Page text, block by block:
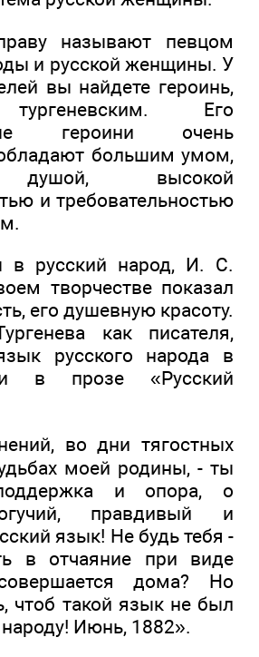
называют певцом
и русской женщины. У
вы найдете героинь,
Его
героини очень
большим умом,
душой, высокой
и требовательностью
в русский народ, И. С.
творчестве показал
его душевную красоту.
как писателя,
русского народа в
в прозе «Русский
во дни тягостных
моей родины, - ты
и опора, о
правдивый и
язык! Не будь тебя -
в отчаяние при виде
дома? Но
чтоб такой язык не был
Июнь, 1882».